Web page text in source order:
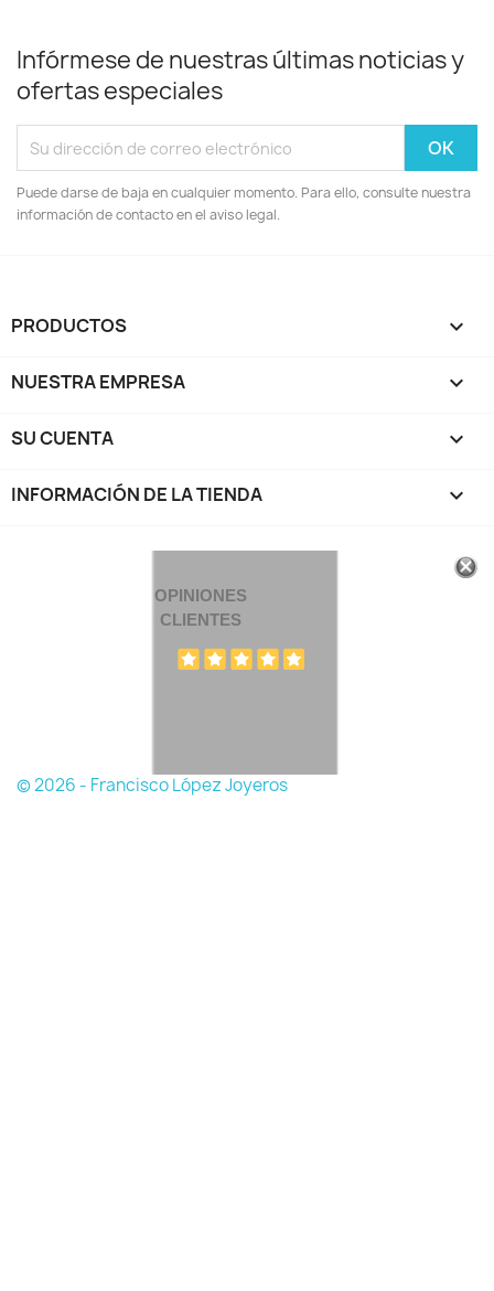
Infórmese de nuestras últimas noticias y
ofertas especiales
Puede darse de baja en cualquier momento. Para ello, consulte nuestra
información de contacto en el aviso legal.
PRODUCTOS 
NUESTRA EMPRESA 
SU CUENTA 
INFORMACIÓN DE LA TIENDA keyboard_arrow_down
OPINIONES
CLIENTES
© 2026 - Francisco López Joyeros